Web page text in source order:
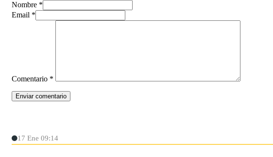
Nombre *
Email *
Comentario *
17 Ene 09:14